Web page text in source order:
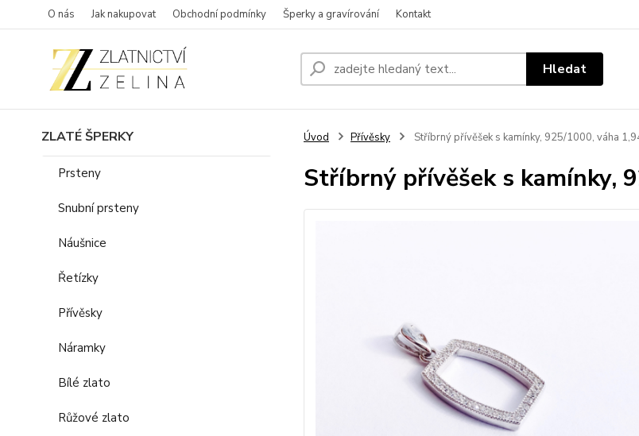
O nás Jak nakupovat Obchodní podmínky Šperky a gravírování Kontakt
Hledat
ZLATÉ ŠPERKY
Prsteny
Snubní prsteny
Náušnice
Řetízky
Přívěsky
Náramky
Bílé zlato
Růžové zlato
Úvod Přívěsky Stříbrný přívěšek s kamínky, 925/1000, váha
Stříbrný přívěšek s kamínky,